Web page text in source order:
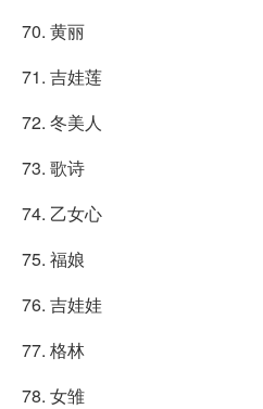
70. 黄丽
71. 吉娃莲
72. 冬美人
73. 歌诗
74. 乙女心
75. 福娘
76. 吉娃娃
77. 格林
78. 女雏